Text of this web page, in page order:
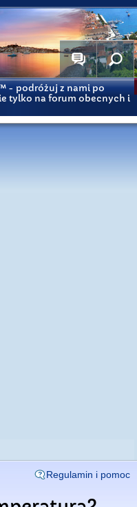
- podróżuj z nami po
tylko na forum obecnych i
Regulamin i pomoc